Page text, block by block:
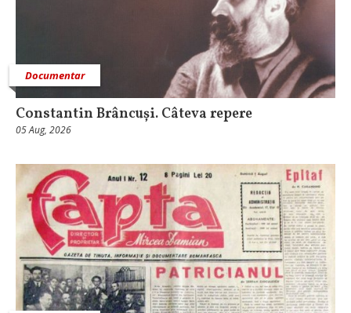
Documentar
Constantin Brâncuși. Câteva repere
05 Aug, 2026